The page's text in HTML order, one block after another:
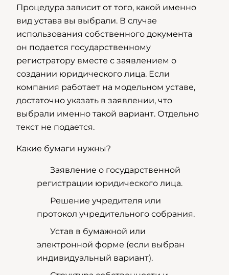
Процедура зависит от того, какой именно
вид устава вы выбрали. В случае
использования собственного документа
он подается государственному
регистратору вместе с заявлением о
создании юридического лица. Если
компания работает на модельном уставе,
достаточно указать в заявлении, что
выбрали именно такой вариант. Отдельно
текст не подается.
Какие бумаги нужны?
Заявление о государственной
регистрации юридического лица.
Решение учредителя или
протокол учредительного собрания.
Устав в бумажной или
электронной форме (если выбран
индивидуальный вариант).